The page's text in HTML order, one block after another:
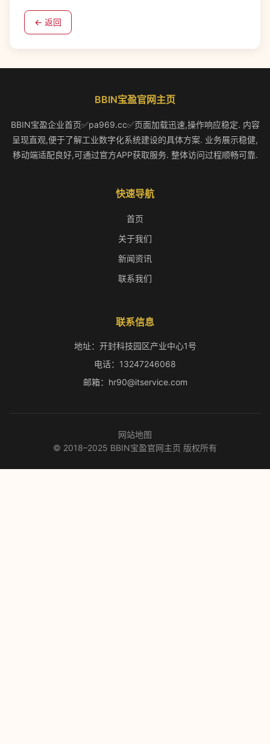
← 返回
BBIN宝盈官网主页
BBIN宝盈企业首页✅pa969.cc✅页面加载迅速,操作响应稳定. 内容
呈现直观,便于了解工业数字化系统建设的具体方案. 业务展示稳健,
移动端适配良好,可通过官方APP获取服务. 整体访问过程顺畅可靠.
快速导航
首页
关于我们
新闻资讯
联系我们
联系信息
地址：开封科技园区产业中心1号
电话：13247246068
邮箱：hr90@itservice.com
网站地图
© 2018–2025 BBIN宝盈官网主页 版权所有